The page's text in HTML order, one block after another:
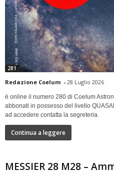
281
Redazione Coelum - 28 Luglio 2026
è online il numero 280 di Coelum
abbonati in possesso del livello
ad accedere contatta la segreteria.
Continua a leggere
MESSIER 28 M28 –